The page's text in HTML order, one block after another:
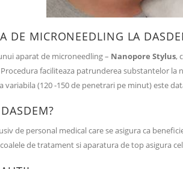
DE MICRONEEDLING LA
aparat de microneedling – Nanopore Stylus,
faciliteaza patrunderea substantelor
(120 -150 de penetrari pe minut) este
de personal medical care se asigura ca
de tratament si aparatura de top asigura